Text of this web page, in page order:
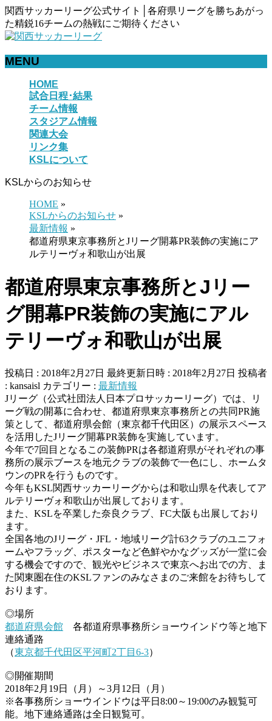
関西サッカーリーグ公式サイト│各府県リーグを勝ちあがっ
た精鋭16チームの熱戦にご期待ください
MENU
HOME
試合日程･結果
チーム情報
スタジアム情報
関連大会
リンク集
KSLについて
KSLからのお知らせ
HOME »
KSLからのお知らせ »
最新情報 »
都道府県東京事務所とJリーグ開幕PR装飾の実施にア
ルテリーヴォ和歌山が出展
都道府県東京事務所とJリー
グ開幕PR装飾の実施にアル
テリーヴォ和歌山が出展
投稿日 : 2018年2月27日 最終更新日時 : 2018年2月27日 投稿者
: kansaisl カテゴリー : 最新情報
Jリーグ（公式社団法人日本プロサッカーリーグ）では、リ
ーグ戦の開幕に合わせ、都道府県東京事務所との共同PR施
策として、都道府県会館（東京都千代田区）の展示スペース
を活用したJリーグ開幕PR装飾を実施しています。
今年で7回目となるこの装飾PRは各都道府県がそれぞれの事
務所の展示ブースを地元クラブの装飾で一色にし、ホームタ
ウンのPRを行うものです。
今年もKSL関西サッカーリーグからは和歌山県を代表してア
ルテリーヴォ和歌山が出展しております。
また、KSLを卒業した奈良クラブ、FC大阪も出展しており
ます。
全国各地のJリーグ・JFL・地域リーグ計63クラブのユニフォ
ームやフラッグ、ポスターなど色鮮やかなグッズが一堂に会
する機会ですので、観光やビジネスで東京へお出での方、ま
た関東圏在住のKSLファンのみなさまのご来館をお待ちして
おります。
◎場所
都道府県会館 各都道府県事務所ショーウインドウ等と地下
連絡通路
（東京都千代田区平河町2丁目6-3）
◎開催期間
2018年2月19日（月）～3月12日（月）
※各事務所ショーウインドウは平日8:00～19:00のみ観覧可
能。地下連絡通路は全日観覧可。